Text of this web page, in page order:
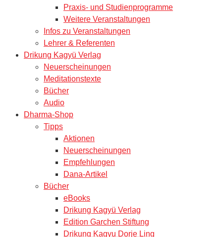
Praxis- und Studienprogramme
Weitere Veranstaltungen
Infos zu Veranstaltungen
Lehrer & Referenten
Drikung Kagyü Verlag
Neuerscheinungen
Meditationstexte
Bücher
Audio
Dharma-Shop
Tipps
Aktionen
Neuerscheinungen
Empfehlungen
Dana-Artikel
Bücher
eBooks
Drikung Kagyü Verlag
Edition Garchen Stiftung
Drikung Kagyu Dorje Ling